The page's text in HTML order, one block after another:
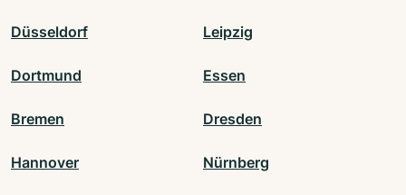
Düsseldorf Leipzig
Dortmund Essen
Bremen Dresden
Hannover Nürnberg